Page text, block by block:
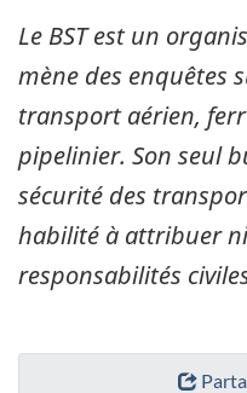
Le BST est un
mène des enquêtes
transport aérien,
pipelinier. Son seul
sécurité des
habilité à attribuer
responsabilités